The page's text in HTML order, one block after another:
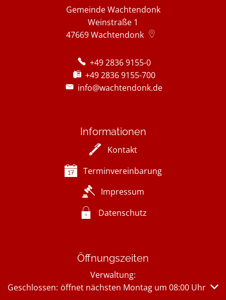
Gemeinde Wachtendonk
Weinstraße 1
47669Wachtendonk
+49 2836 9155-0
+49 2836 9155-700
info@wachtendonk.de
Informationen
Kontakt
Terminvereinbarung
Impressum
Datenschutz
Öffnungszeiten
Verwaltung:
Klicken, um weitere Öffnungs- oder Schließzeiten
Geschlossen: öffnet nächsten Montag um 08:00 Uhr